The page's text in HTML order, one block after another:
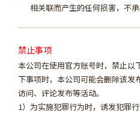
相关联而产生的任何损害，不承
禁止事项
本公司在使用官方账号时，禁止以
下事项时，本公司可能会删除该发
访问、评论发布等活动。
为实施犯罪行为时，诱发犯罪